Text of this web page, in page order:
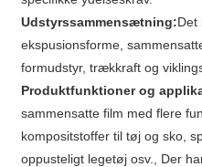
Udstyrssammensætning:Det
ekspusionsforme,
formudstyr, trækkraft og
Produktfunktioner og
sammensatte film med flere
kompositstoffer til tøj og sko,
oppusteligt legetøj osv., Der